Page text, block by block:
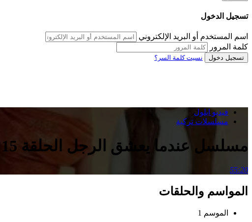
تسجيل الدخول
اسم المستخدم أو البريد الإلكتروني
كلمة المرور
تسجيل دخول نسيت كلمة السر؟
فيديو ايلول
مسلسلات تركية
مسلسل عندما يعشق الرجل الحلقة 15 الخامسة عشر مدبلج
55:20
المواسم والحلقات
الموسم 1